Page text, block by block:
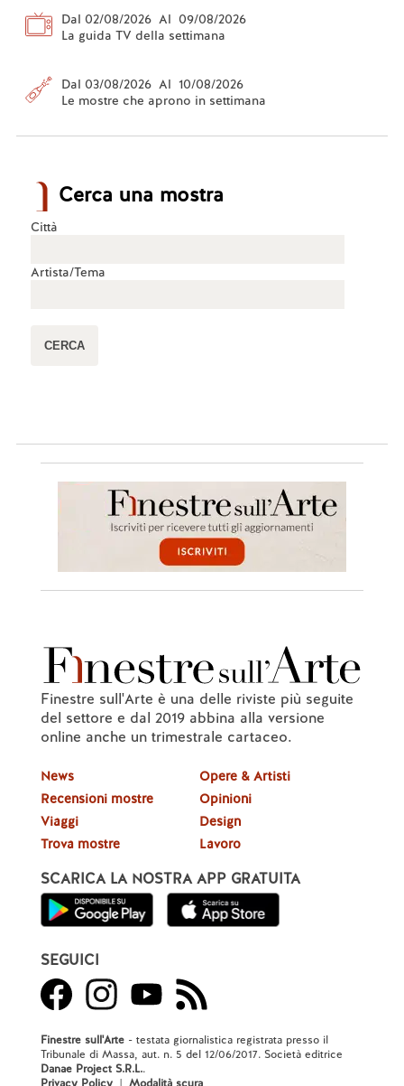
Dal 02/08/2026 Al 09/08/2026
La guida TV della settimana
Dal 03/08/2026 Al 10/08/2026
Le mostre che aprono in settimana
Cerca una mostra
Città
Artista/Tema
Finestre sull'Arte è una delle riviste più seguite
del settore e dal 2019 abbina alla versione
online anche un trimestrale cartaceo.
News
Recensioni mostre
Viaggi
Trova mostre
Opere & Artisti
Opinioni
Design
Lavoro
SCARICA LA NOSTRA APP GRATUITA
SEGUICI
Finestre sull'Arte- testata giornalistica registrata presso il
Tribunale di Massa, aut. n. 5 del 12/06/2017. Società editrice
Danae Project S.R.L..